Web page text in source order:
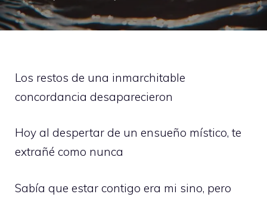
Los restos de una inmarchitable
concordancia desaparecieron
Hoy al despertar de un ensueño místico, te
extrañé como nunca
Sabía que estar contigo era mi sino, pero